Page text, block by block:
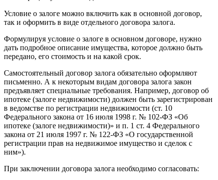
Условие о залоге можно включить как в основной договор,
так и оформить в виде отдельного договора залога.
Формулируя условие о залоге в основном договоре, нужно
дать подробное описание имущества, которое должно быть
передано, его стоимость и на какой срок.
Самостоятельный договор залога обязательно оформляют
письменно. А к некоторым видам договора залога закон
предъявляет специальные требования. Например, договор об
ипотеке (залоге недвижимости) должен быть зарегистрирован
в ведомстве по регистрации недвижимости (ст. 10
Федерального закона от 16 июля 1998 г. № 102-ФЗ «Об
ипотеке (залоге недвижимости)» и п. 1 ст. 4 Федерального
закона от 21 июля 1997 г. № 122-ФЗ «О государственной
регистрации прав на недвижимое имущество и сделок с
ним»).
При заключении договора залога необходимо согласовать: